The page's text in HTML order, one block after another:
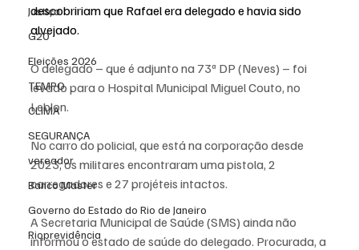
Justiça
G20
Eleições 2026
TEMPO
CLIMA
SEGURANÇA
vereador
Banco Master
Governo do Estado do Rio de Janeiro
Rioprevidência
descobririam que Rafael era delegado e havia sido
alvejado.
O delegado – que é adjunto na 73ª DP (Neves) – foi
levado para o Hospital Municipal Miguel Couto, no
Leblon.
No carro do policial, que está na corporação desde
2023, os militares encontraram uma pistola, 2
carregadores e 27 projéteis intactos.
A Secretaria Municipal de Saúde (SMS) ainda não
informou o estado de saúde do delegado. Procurada, a